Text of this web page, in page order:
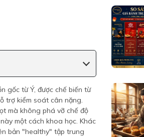
gốc từ Ý, được chế biến từ
trợ kiểm soát cân nặng.
mà không phá vỡ chế độ
một cách khoa học. Khác
bản "healthy" tập trung